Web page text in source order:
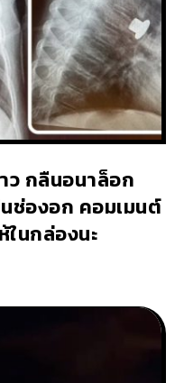
กลืนอนาล็อก
ช่องอก คอมเมนต์
ในกล่องนะ